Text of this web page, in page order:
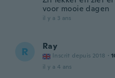
voor mooie dagen
il y a 3 ans
R Ray
Inscrit depuis 2018 ·
il y a 4 ans